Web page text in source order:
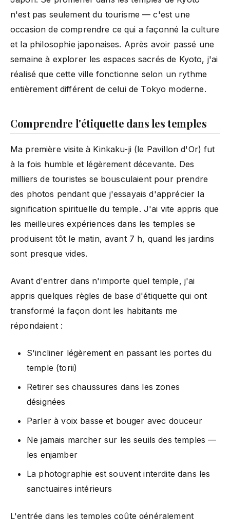
n'est pas seulement du tourisme — c'est une
occasion de comprendre ce qui a façonné la culture
et la philosophie japonaises. Après avoir passé une
semaine à explorer les espaces sacrés de Kyoto, j'ai
réalisé que cette ville fonctionne selon un rythme
entièrement différent de celui de Tokyo moderne.
Comprendre l'étiquette dans les temples
Ma première visite à Kinkaku-ji (le Pavillon d'Or) fut
à la fois humble et légèrement décevante. Des
milliers de touristes se bousculaient pour prendre
des photos pendant que j'essayais d'apprécier la
signification spirituelle du temple. J'ai vite appris que
les meilleures expériences dans les temples se
produisent tôt le matin, avant 7 h, quand les jardins
sont presque vides.
Avant d'entrer dans n'importe quel temple, j'ai
appris quelques règles de base d'étiquette qui ont
transformé la façon dont les habitants me
répondaient :
S'incliner légèrement en passant les portes du
temple (torii)
Retirer ses chaussures dans les zones
désignées
Parler à voix basse et bouger avec douceur
Ne jamais marcher sur les seuils des temples —
les enjamber
La photographie est souvent interdite dans les
sanctuaires intérieurs
L'entrée dans les temples coûte généralement